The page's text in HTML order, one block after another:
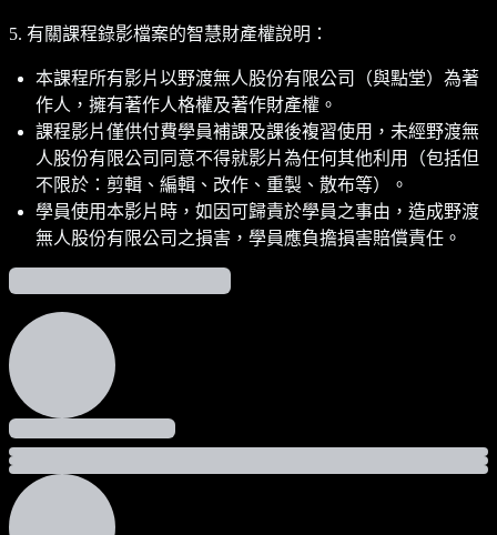
5. 有關課程錄影檔案的智慧財產權說明：
本課程所有影片以野渡無人股份有限公司（與點堂）為著
作人，擁有著作人格權及著作財產權。
課程影片僅供付費學員補課及課後複習使用，未經野渡無
人股份有限公司同意不得就影片為任何其他利用（包括但
不限於：剪輯、編輯、改作、重製、散布等）。
學員使用本影片時，如因可歸責於學員之事由，造成野渡
無人股份有限公司之損害，學員應負擔損害賠償責任。